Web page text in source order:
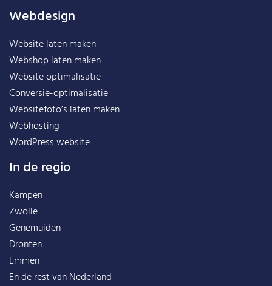
Webdesign
Website laten maken
Webshop laten maken
Website optimalisatie
Conversie-optimalisatie
Websitefoto’s laten maken
Webhosting
WordPress website
In de regio
Kampen
Zwolle
Genemuiden
Dronten
Emmen
En de rest vanNederland